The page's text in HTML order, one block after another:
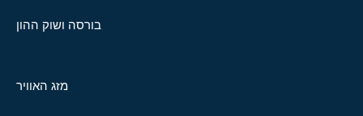
בורסה ושוק ההון
מזג האוויר